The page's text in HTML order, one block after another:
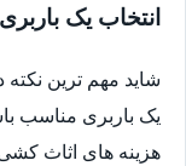
انتخاب یک
شاید مهم ترین
یک باربری مناسب
هزینه های اثاث کشی